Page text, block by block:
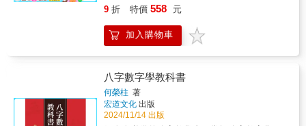
可能在高低落差處形成瀑布，也可能在山巒間
穿梭形成峽谷，或者是在平坦的地區，沖積出
一片肥沃的土壤，但是，河流有辦法決定自己
的低谷、突發意外、情感的不順遂等等，而這
些事情都不會等你準備好才發生，也很難讓你
有充足的時間反應，在這樣的情境下，八字命
理不失為一盞指引迷途的燈。你可以當它是人
9 折 特價 558 元
加入購物車
八字數字學教科書
何榮柱 著
宏道文化 出版
2024/11/14 出版